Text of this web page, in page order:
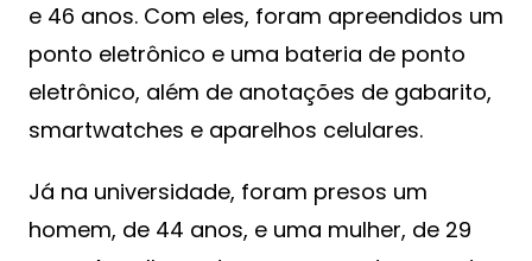
e 46 anos. Com eles, foram apreendidos um
ponto eletrônico e uma bateria de ponto
eletrônico, além de anotações de gabarito,
smartwatches e aparelhos celulares.
Já na universidade, foram presos um
homem, de 44 anos, e uma mulher, de 29